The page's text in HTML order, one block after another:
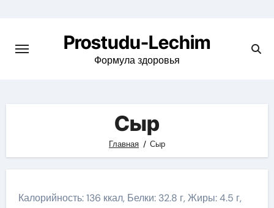
содержимому
Prostudu-Lechim
Формула здоровья
Сыр
Главная Сыр
Калорийность: 136 ккал, Белки: 32.8 г, Жиры: 4.5 г,